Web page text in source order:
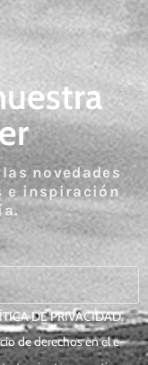
novedades
e inspiración
DE PRIVACIDAD.
de derechos en el e-